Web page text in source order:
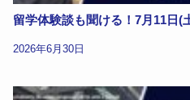
留学体験談も聞ける！7月11日(
2026年6月30日